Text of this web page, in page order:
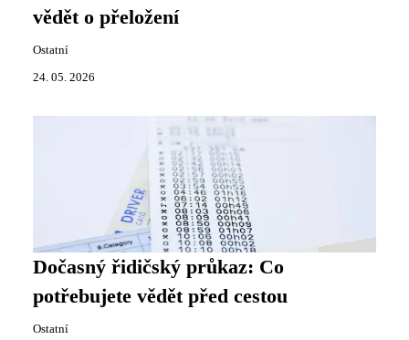
vědět o přeložení
Ostatní
24. 05. 2026
Dočasný řidičský průkaz: Co
potřebujete vědět před cestou
Ostatní